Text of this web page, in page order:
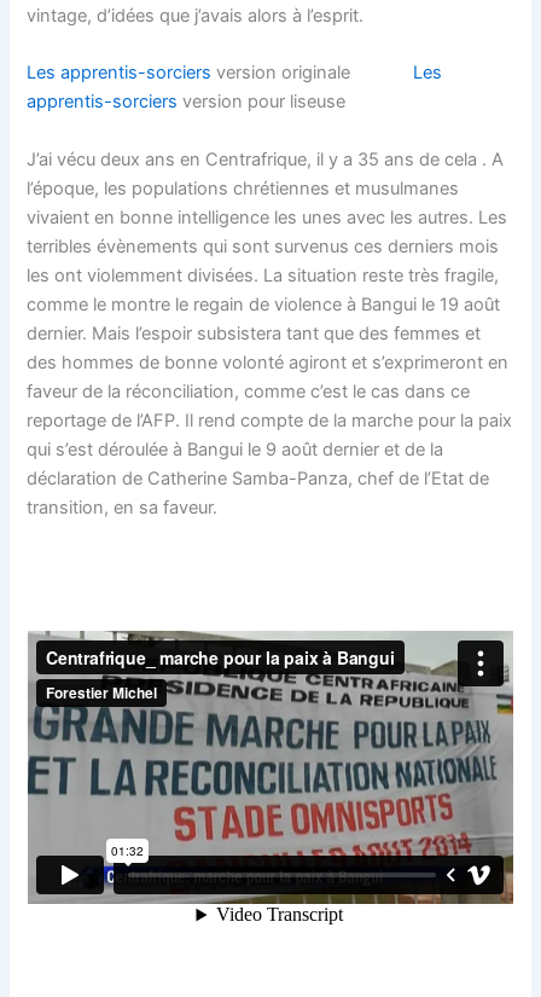
vintage, d’idées que j’avais alors à l’esprit.
Les apprentis-sorciers version originale Les
apprentis-sorciers version pour liseuse
J’ai vécu deux ans en Centrafrique, il y a 35 ans de cela . A
l’époque, les populations chrétiennes et musulmanes
vivaient en bonne intelligence les unes avec les autres. Les
terribles évènements qui sont survenus ces derniers mois
les ont violemment divisées. La situation reste très fragile,
comme le montre le regain de violence à Bangui le 19 août
dernier. Mais l’espoir subsistera tant que des femmes et
des hommes de bonne volonté agiront et s’exprimeront en
faveur de la réconciliation, comme c’est le cas dans ce
reportage de l’AFP. Il rend compte de la marche pour la paix
qui s’est déroulée à Bangui le 9 août dernier et de la
déclaration de Catherine Samba-Panza, chef de l’Etat de
transition, en sa faveur.